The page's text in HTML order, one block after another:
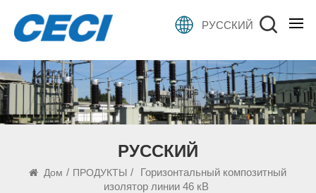
РУССКИЙ
РУССКИЙ
Дом / ПРОДУКТЫ /
Горизонтальный композитный
изолятор линии 46 кВ